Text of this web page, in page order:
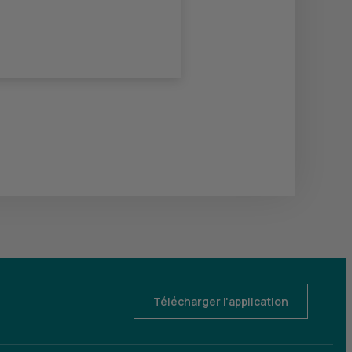
Télécharger l'application